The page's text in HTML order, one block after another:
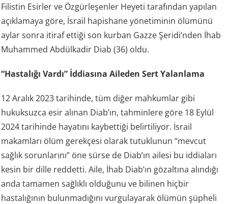
Filistin Esirler ve Özgürleşenler Heyeti tarafından yapılan
açıklamaya göre, İsrail hapishane yönetiminin ölümünü
aylar sonra itiraf ettiği son kurban Gazze Şeridi’nden İhab
Muhammed Abdülkadir Diab (36) oldu.
“Hastalığı Vardı” İddiasına Aileden Sert Yalanlama
12 Aralık 2023 tarihinde, tüm diğer mahkumlar gibi
hukuksuzca esir alınan Diab’ın, tahminlere göre 18 Eylül
2024 tarihinde hayatını kaybettiği belirtiliyor. İsrail
makamları ölüm gerekçesi olarak tutuklunun “mevcut
sağlık sorunlarını” öne sürse de Diab’ın ailesi bu iddiaları
kesin bir dille reddetti. Aile, İhab Diab’ın gözaltına alındığı
anda tamamen sağlıklı olduğunu ve bilinen hiçbir
hastalığının bulunmadığını vurgulayarak ölümün şüpheli